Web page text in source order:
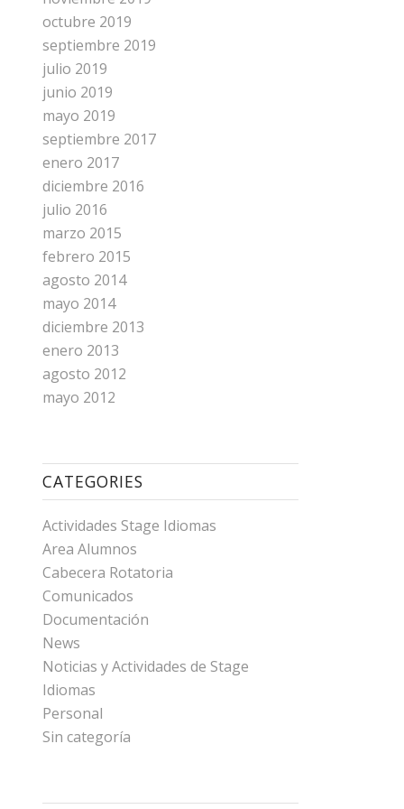
octubre 2019
septiembre 2019
julio 2019
junio 2019
mayo 2019
septiembre 2017
enero 2017
diciembre 2016
julio 2016
marzo 2015
febrero 2015
agosto 2014
mayo 2014
diciembre 2013
enero 2013
agosto 2012
mayo 2012
CATEGORIES
Actividades Stage Idiomas
Area Alumnos
Cabecera Rotatoria
Comunicados
Documentación
News
Noticias y Actividades de Stage
Idiomas
Personal
Sin categoría